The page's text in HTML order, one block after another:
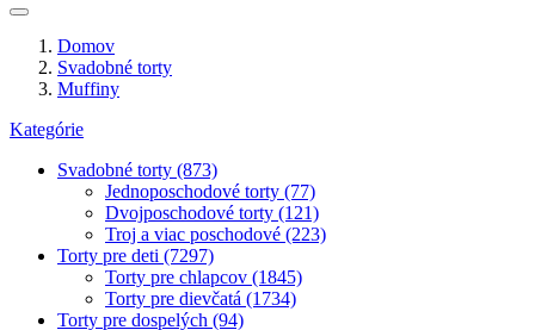
Domov
Svadobné torty
Muffiny
Kategórie
Svadobné torty (873)
Jednoposchodové torty (77)
Dvojposchodové torty (121)
Troj a viac poschodové (223)
Torty pre deti (7297)
Torty pre chlapcov (1845)
Torty pre dievčatá (1734)
Torty pre dospelých (94)